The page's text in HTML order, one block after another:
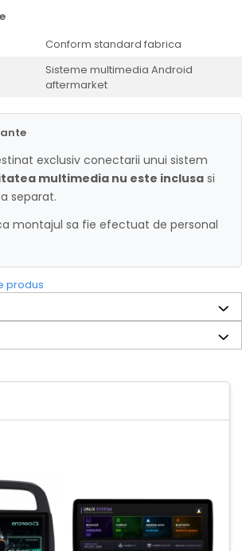
Conform standard fabrica
Sisteme multimedia Android
aftermarket
exclusiv conectarii unui sistem
multimedia nu este inclusa si
separat.
montajul sa fie efectuat de personal
produs